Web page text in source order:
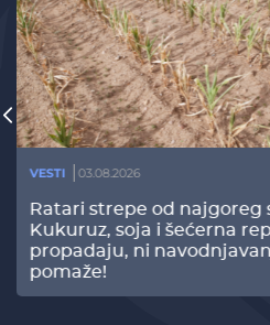
VESTI 03.08.2026
Ratari strepe od najgoreg
Kukuruz, soja i šećerna
propadaju, ni
pomaže!